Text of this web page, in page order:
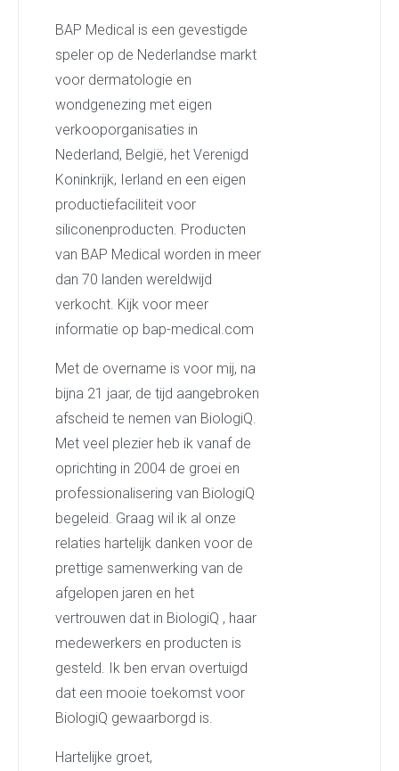
BAP Medical is een gevestigde
speler op de Nederlandse markt
voor dermatologie en
wondgenezing met eigen
verkooporganisaties in
Nederland, België, het Verenigd
Koninkrijk, Ierland en een eigen
productiefaciliteit voor
siliconenproducten. Producten
van BAP Medical worden in meer
dan 70 landen wereldwijd
verkocht. Kijk voor meer
informatie op bap-medical.com
Met de overname is voor mij, na
bijna 21 jaar, de tijd aangebroken
afscheid te nemen van BiologiQ.
Met veel plezier heb ik vanaf de
oprichting in 2004 de groei en
professionalisering van BiologiQ
begeleid. Graag wil ik al onze
relaties hartelijk danken voor de
prettige samenwerking van de
afgelopen jaren en het
vertrouwen dat in BiologiQ , haar
medewerkers en producten is
gesteld. Ik ben ervan overtuigd
dat een mooie toekomst voor
BiologiQ gewaarborgd is.
Hartelijke groet,